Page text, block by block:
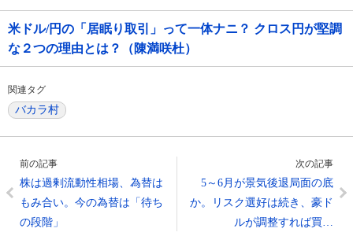
米ドル/円の「居眠り取引」って一体ナニ？ クロス円が堅調
な２つの理由とは？（陳満咲杜）
関連タグ
バカラ村
前の記事
株は過剰流動性相場、為替は
もみ合い。今の為替は「待ち
の段階」
次の記事
5～6月が景気後退局面の底
か。リスク選好は続き、豪ド
ルが調整すれば買…